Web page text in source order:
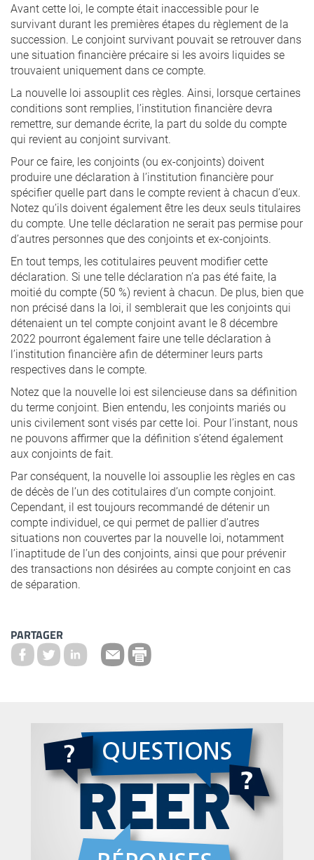
Avant cette loi, le compte était inaccessible pour le
survivant durant les premières étapes du règlement de la
succession. Le conjoint survivant pouvait se retrouver dans
une situation financière précaire si les avoirs liquides se
trouvaient uniquement dans ce compte.
La nouvelle loi assouplit ces règles. Ainsi, lorsque certaines
conditions sont remplies, l’institution financière devra
remettre, sur demande écrite, la part du solde du compte
qui revient au conjoint survivant.
Pour ce faire, les conjoints (ou ex-conjoints) doivent
produire une déclaration à l’institution financière pour
spécifier quelle part dans le compte revient à chacun d’eux.
Notez qu’ils doivent également être les deux seuls titulaires
du compte. Une telle déclaration ne serait pas permise pour
d’autres personnes que des conjoints et ex-conjoints.
En tout temps, les cotitulaires peuvent modifier cette
déclaration. Si une telle déclaration n’a pas été faite, la
moitié du compte (50 %) revient à chacun. De plus, bien que
non précisé dans la loi, il semblerait que les conjoints qui
détenaient un tel compte conjoint avant le 8 décembre
2022 pourront également faire une telle déclaration à
l’institution financière afin de déterminer leurs parts
respectives dans le compte.
Notez que la nouvelle loi est silencieuse dans sa définition
du terme conjoint. Bien entendu, les conjoints mariés ou
unis civilement sont visés par cette loi. Pour l’instant, nous
ne pouvons affirmer que la définition s’étend également
aux conjoints de fait.
Par conséquent, la nouvelle loi assouplie les règles en cas
de décès de l’un des cotitulaires d’un compte conjoint.
Cependant, il est toujours recommandé de détenir un
compte individuel, ce qui permet de pallier d’autres
situations non couvertes par la nouvelle loi, notamment
l’inaptitude de l’un des conjoints, ainsi que pour prévenir
des transactions non désirées au compte conjoint en cas
de séparation.
PARTAGER